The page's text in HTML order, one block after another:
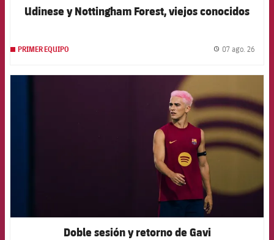
Udinese y Nottingham Forest, viejos conocidos
PRIMER EQUIPO 07 ago. 26
FCB Barcelona badge
Doble sesión y retorno de Gavi